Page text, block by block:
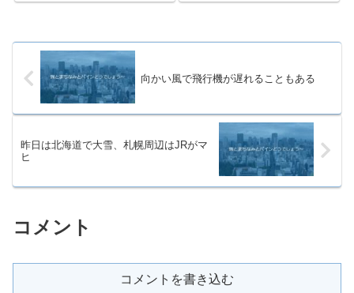
向かい風で飛行機が遅れることもある
昨日は北海道で大雪、札幌周辺はJRがマ
ヒ
コメント
コメントを書き込む